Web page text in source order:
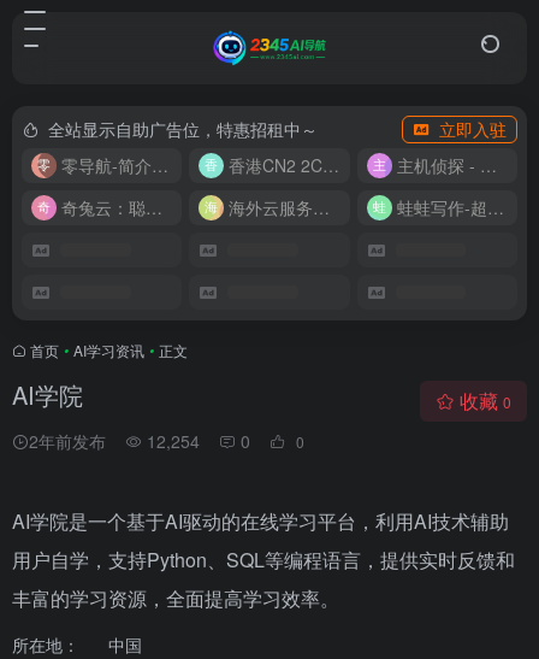
全站显示自助广告位，特惠招租中～
立即入驻
零导航-简介实用的网址导航
香港CN2 2C2G20M 9.9/月
主机侦探 - 少花钱，用好云
奇兔云：聪明人的“省”钱计划！
海外云服务器全网最低价 蛙蛙写作-超级AI智能写作助手
首页 • AI学习资讯 • 正文
AI学院
2年前发布 12,254 0 0
收藏 0
AI学院是一个基于AI驱动的在线学习平台，利用AI技术辅助
用户自学，支持Python、SQL等编程语言，提供实时反馈和
丰富的学习资源，全面提高学习效率。
所在地：
中国